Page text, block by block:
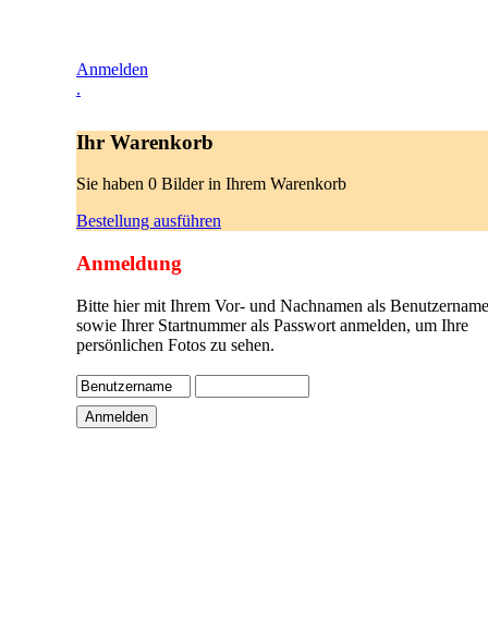
Anmelden
.
Ihr Warenkorb
Sie haben 0 Bilder in Ihrem Warenkorb
Bestellung ausführen
Anmeldung
Bitte hier mit Ihrem Vor- und Nachnamen als
sowie Ihrer Startnummer als Passwort anmelden, um Ihre
persönlichen Fotos zu sehen.